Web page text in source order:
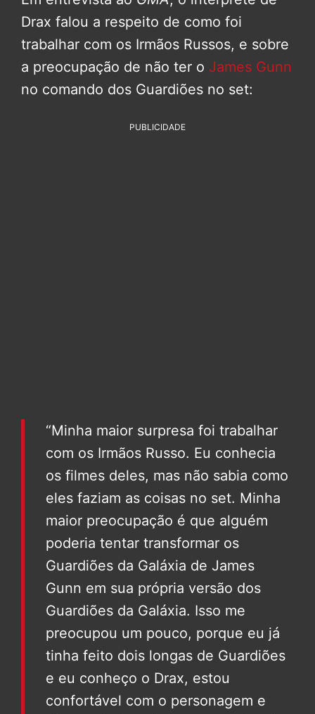
Drax falou a respeito de como foi
trabalhar com os Irmãos Russos, e sobre
a preocupação de não ter o James Gunn
no comando dos Guardiões no set:
PUBLICIDADE
“Minha maior surpresa foi trabalhar
com os Irmãos Russo. Eu conhecia
os filmes deles, mas não sabia como
eles faziam as coisas no set. Minha
maior preocupação é que alguém
poderia tentar transformar os
Guardiões da Galáxia de James
Gunn em sua própria versão dos
Guardiões da Galáxia. Isso me
preocupou um pouco, porque eu já
tinha feito dois longas de Guardiões
e eu conheço o Drax, estou
confortável com o personagem e